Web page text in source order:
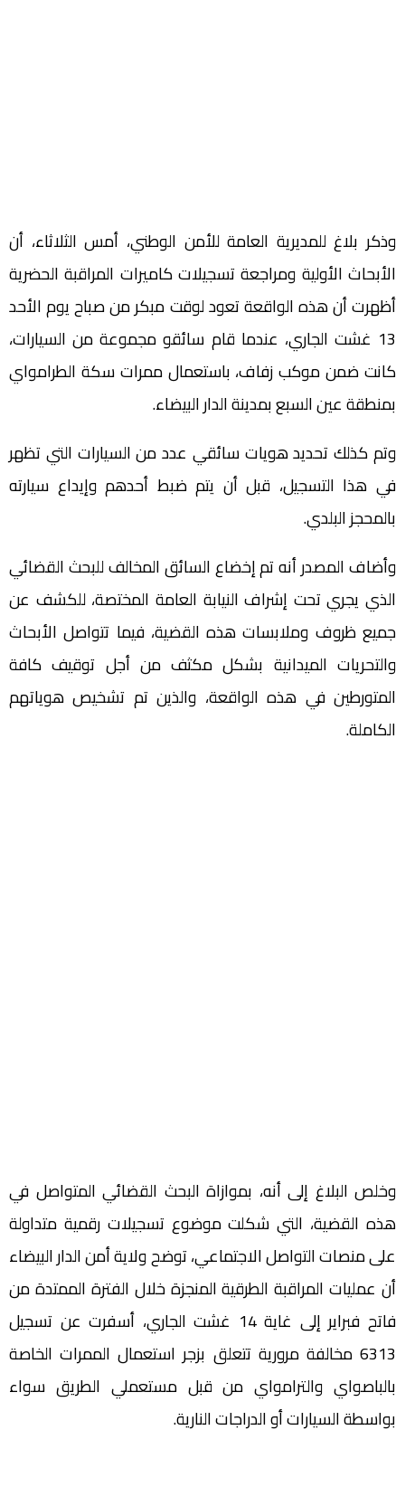
وذكر بلاغ للمديرية العامة للأمن الوطني، أمس الثلاثاء، أن
الأبحاث الأولية ومراجعة تسجيلات كاميرات المراقبة الحضرية
أظهرت أن هذه الواقعة تعود لوقت مبكر من صباح يوم الأحد
13 غشت الجاري، عندما قام سائقو مجموعة من السيارات،
كانت ضمن موكب زفاف، باستعمال ممرات سكة الطرامواي
بمنطقة عين السبع بمدينة الدار البيضاء.
وتم كذلك تحديد هويات سائقي عدد من السيارات التي تظهر
في هذا التسجيل، قبل أن يتم ضبط أحدهم وإيداع سيارته
بالمحجز البلدي.
وأضاف المصدر أنه تم إخضاع السائق المخالف للبحث القضائي
الذي يجري تحت إشراف النيابة العامة المختصة، للكشف عن
جميع ظروف وملابسات هذه القضية، فيما تتواصل الأبحاث
والتحريات الميدانية بشكل مكثف من أجل توقيف كافة
المتورطين في هذه الواقعة، والذين تم تشخيص هوياتهم
الكاملة.
وخلص البلاغ إلى أنه، بموازاة البحث القضائي المتواصل في
هذه القضية، التي شكلت موضوع تسجيلات رقمية متداولة
على منصات التواصل الاجتماعي، توضح ولاية أمن الدار البيضاء
أن عمليات المراقبة الطرقية المنجزة خلال الفترة الممتدة من
فاتح فبراير إلى غاية 14 غشت الجاري، أسفرت عن تسجيل
6313 مخالفة مرورية تتعلق بزجر استعمال الممرات الخاصة
بالباصواي والترامواي من قبل مستعملي الطريق سواء
بواسطة السيارات أو الدراجات النارية.